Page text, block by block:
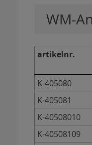
WM-
artikelnr.
K-405080
K-405081
K-40508010
K-40508109